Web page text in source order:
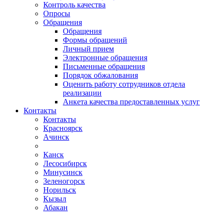
Контроль качества
Опросы
Обращения
Обращения
Формы обращений
Личный прием
Электронные обращения
Письменные обращения
Порядок обжалования
Оценить работу сотрудников отдела
реализации
Анкета качества предоставленных услуг
Контакты
Контакты
Красноярск
Ачинск
Канск
Лесосибирск
Минусинск
Зеленогорск
Норильск
Кызыл
Абакан